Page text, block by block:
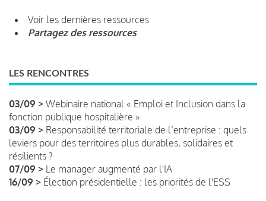
Voir les dernières ressources
Partagez des ressources
LES RENCONTRES
03/09 > Webinaire national « Emploi et Inclusion dans la
fonction publique hospitalière »
03/09 > Responsabilité territoriale de l’entreprise : quels
leviers pour des territoires plus durables, solidaires et
résilients ?
07/09 > Le manager augmenté par l'IA
16/09 > Élection présidentielle : les priorités de l'ESS